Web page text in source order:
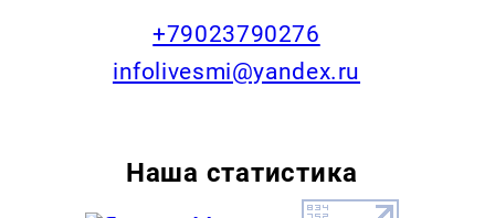
+79023790276
infolivesmi@yandex.ru
Наша статистика